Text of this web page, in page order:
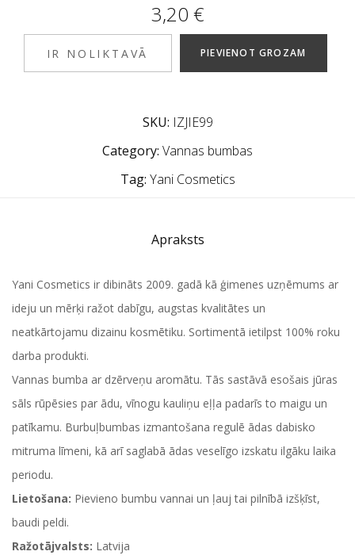
3,20 €
IR NOLIKTAVĀ PIEVIENOT GROZAM
SKU: IZJIE99
Category: Vannas bumbas
Tag: Yani Cosmetics
Apraksts
Yani Cosmetics ir dibināts 2009. gadā kā ģimenes uzņēmums ar
ideju un mērķi ražot dabīgu, augstas kvalitātes un
neatkārtojamu dizainu kosmētiku. Sortimentā ietilpst 100% roku
darba produkti.
Vannas bumba ar dzērveņu aromātu. Tās sastāvā esošais jūras
sāls rūpēsies par ādu, vīnogu kauliņu eļļa padarīs to maigu un
patīkamu. Burbuļbumbas izmantošana regulē ādas dabisko
mitruma līmeni, kā arī saglabā ādas veselīgo izskatu ilgāku laika
periodu.
Lietošana: Pievieno bumbu vannai un ļauj tai pilnībā izšķīst,
baudi peldi.
Ražotājvalsts: Latvija